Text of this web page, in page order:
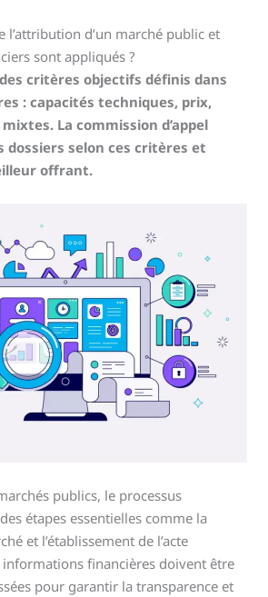
l’attribution d’un marché public et
sont appliqués ?
critères objectifs définis dans
: capacités techniques, prix,
La commission d’appel
dossiers selon ces critères et
offrant.
publics, le processus
étapes essentielles comme la
et l’établissement de l’acte
informations financières doivent être
pour garantir la transparence et